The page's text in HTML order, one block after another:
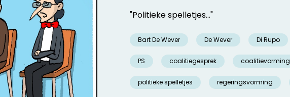
"Politieke spelletjes..."
Bart De Wever De Wever Di Rupo
PS coalitiegesprek coalitievorming
politieke spelletjes regeringsvorming